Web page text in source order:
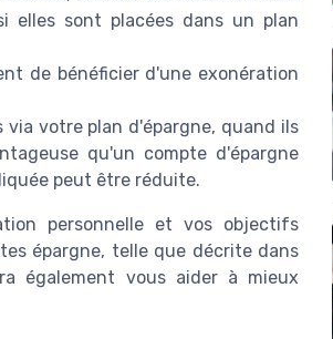
elles sont placées dans un plan
de bénéficier d'une exonération
via votre plan d'épargne, quand ils
qu'un compte d'épargne
peut être réduite.
personnelle et vos objectifs
épargne, telle que décrite dans
également vous aider à mieux